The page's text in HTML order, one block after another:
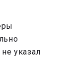
указал